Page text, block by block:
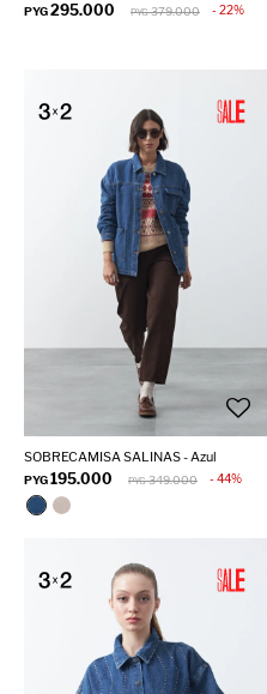
PYG295.000 PYG 379.000 22
SOBRECAMISA SALINAS - Azul
PYG195.000 PYG 349.000 44